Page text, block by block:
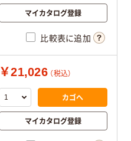
マイカタログ登録
比較表に追加
￥21,026 （税込）
カゴへ
マイカタログ登録